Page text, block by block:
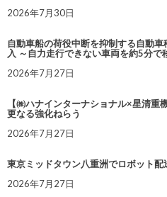
2026年7月30日
自動車船の荷役中断を抑制する自動
入 ～自力走行できない車両を約5分で
2026年7月27日
【㈱ハナインターナショナル×星清
更なる強化ねらう
2026年7月27日
東京ミッドタウン八重洲でロボット
2026年7月27日